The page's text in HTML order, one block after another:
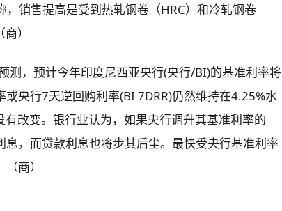
，销售提高是受到热轧钢卷（HRC）和冷轧钢卷
）
测，预计今年印度尼西亚央行(央行/BI)的基准利率将
央行7天逆回购利率(BI 7DRR)仍然维持在4.25%水
改变。银行业认为，如果央行调升其基准利率的
，而贷款利息也将步其后尘。最快受央行基准利率
商）